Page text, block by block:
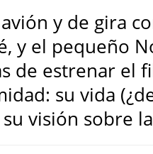
y de gira
y el pequeño
de estrenar el
su vida
visión sobre